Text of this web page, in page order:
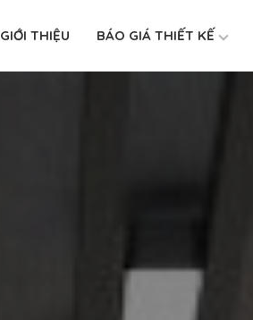
GIỚI THIỆU BÁO GIÁ THIẾT KẾ